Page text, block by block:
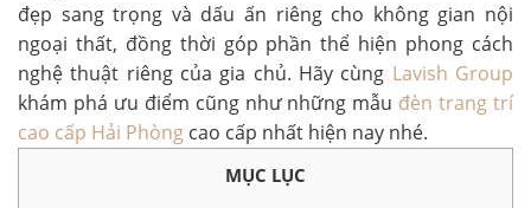
đẹp sang trọng và dấu ấn riêng cho không gian nội
ngoại thất, đồng thời góp phần thể hiện phong cách
nghệ thuật riêng của gia chủ. Hãy cùng Lavish Group
khám phá ưu điểm cũng như những mẫu đèn trang trí
cao cấp Hải Phòng cao cấp nhất hiện nay nhé.
MỤC LỤC